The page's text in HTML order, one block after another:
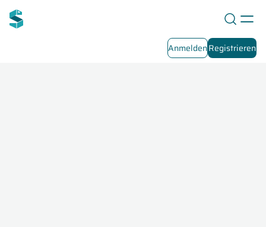
AnmeldenRegistrieren